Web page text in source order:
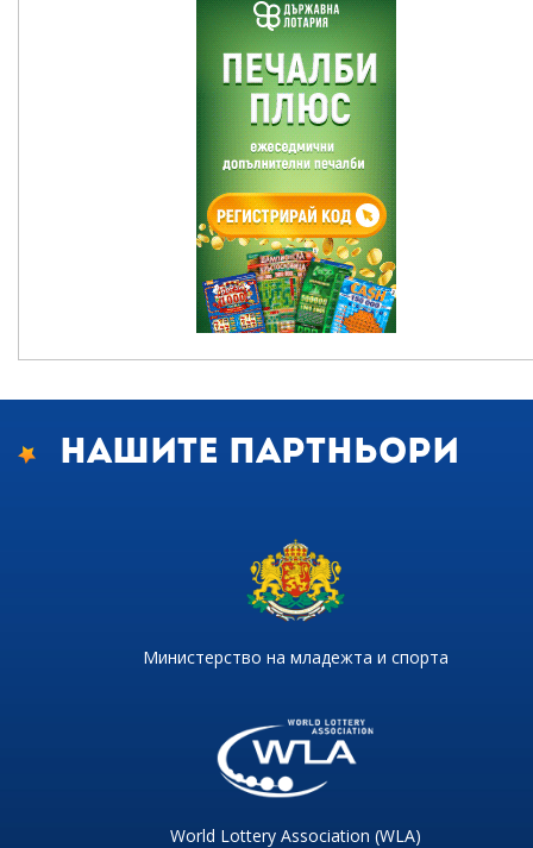
Нашите партньори
Министерство на младежта и спорта
World Lottery Association (WLA)